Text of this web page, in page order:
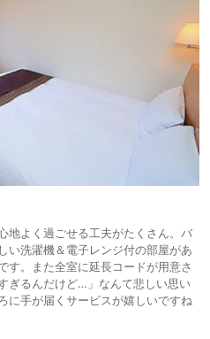
地よく過ごせる工夫がたくさん。バ
い洗濯機＆電子レンジ付の部屋があ
す。また全室に延長コードが用意さ
ぎるんだけど…」なんて悲しい思い
に手が届くサービスが嬉しいですね